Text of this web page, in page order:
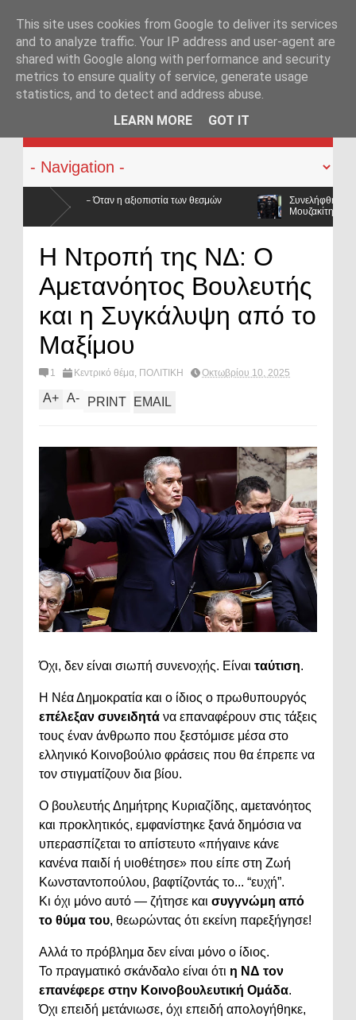
KATEHACKER
Συνελήφθη στην Γερμανία ο καταζητούμενος για
Η Ντροπή της ΝΔ: Ο
Αμετανόητος Βουλευτής
και η Συγκάλυψη από το
Μαξίμου
1 Κεντρικό θέμα, ΠΟΛΙΤΙΚΗ Οκτωβρίου 10, 2025
A+ A- PRINT EMAIL
Όχι, δεν είναι σιωπή συνενοχής. Είναι ταύτιση.
Η Νέα Δημοκρατία και ο ίδιος ο πρωθυπουργός
επέλεξαν συνειδητά να επαναφέρουν στις τάξεις
τους έναν άνθρωπο που ξεστόμισε μέσα στο
ελληνικό Κοινοβούλιο φράσεις που θα έπρεπε να
τον στιγματίζουν δια βίου.
Ο βουλευτής Δημήτρης Κυριαζίδης, αμετανόητος
και προκλητικός, εμφανίστηκε ξανά δημόσια να
υπερασπίζεται το απίστευτο «πήγαινε κάνε
κανένα παιδί ή υιοθέτησε» που είπε στη Ζωή
Κωνσταντοπούλου, βαφτίζοντάς το... “ευχή”.
Κι όχι μόνο αυτό — ζήτησε και συγγνώμη από
το θύμα του, θεωρώντας ότι εκείνη παρεξήγησε!
Αλλά το πρόβλημα δεν είναι μόνο ο ίδιος.
Το πραγματικό σκάνδαλο είναι ότι η ΝΔ τον
επανέφερε στην Κοινοβουλευτική Ομάδα.
Όχι επειδή μετάνιωσε, όχι επειδή απολογήθηκε,
This site uses cookies from Google to deliver its services
and to analyze traffic. Your IP address and user-agent are
shared with Google along with performance and security
metrics to ensure quality of service, generate usage
statistics, and to detect and address abuse.
LEARN MORE
GOT IT